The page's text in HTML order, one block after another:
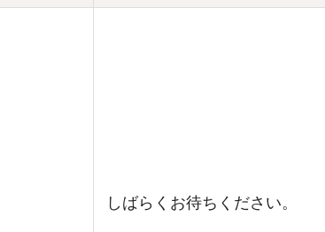
しばらくお待ちください。